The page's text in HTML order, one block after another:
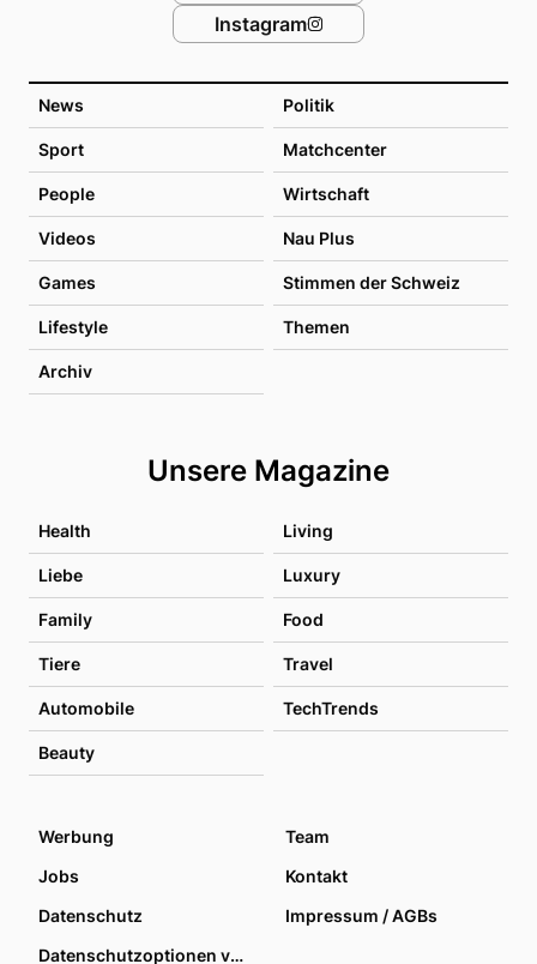
News Politik
Sport Matchcenter
People Wirtschaft
Videos Nau Plus
Games Stimmen der Schweiz
Lifestyle Themen
Archiv
Unsere Magazine
Health Living
Liebe Luxury
Family Food
Tiere Travel
Automobile TechTrends
Beauty
Instagram
Werbung
Team
Jobs
Kontakt
Datenschutz
Impressum / AGBs
Datenschutzoptionen verwalten